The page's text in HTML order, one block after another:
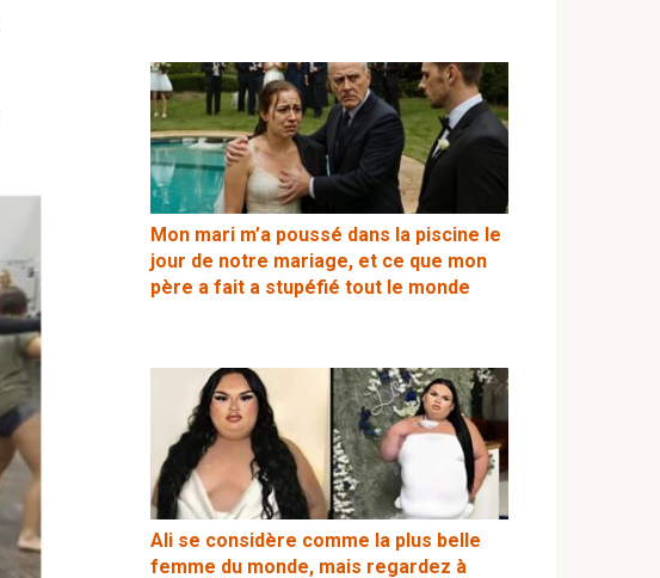
Mon mari m’a poussé dans la piscine le
jour de notre mariage, et ce que mon
père a fait a stupéfié tout le monde
Ali se considère comme la plus belle
femme du monde, mais regardez à